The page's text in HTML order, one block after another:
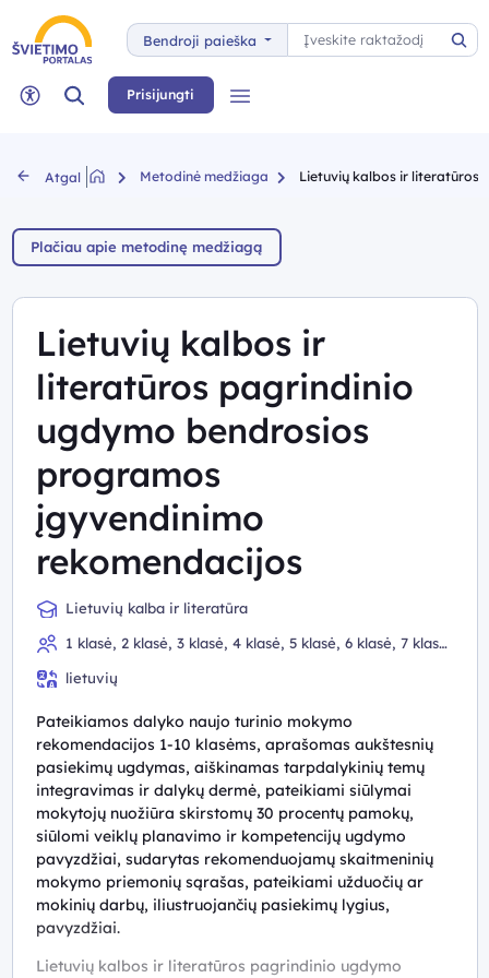
Bendroji paieška
Paieška
Neįgaliųjų rėžimas
Paieška Prisijungti
Atgal Metodinė medžiaga Lietuvių kalbos ir literatūros
Plačiau apie metodinę medžiagą
Lietuvių kalbos ir
literatūros pagrindinio
ugdymo bendrosios
programos
įgyvendinimo
rekomendacijos
Lietuvių kalba ir literatūra
1 klasė, 2 klasė, 3 klasė, 4 klasė, 5 klasė, 6 klasė, 7 klasė,
lietuvių
Pateikiamos dalyko naujo turinio mokymo
rekomendacijos 1-10 klasėms, aprašomas aukštesnių
pasiekimų ugdymas, aiškinamas tarpdalykinių temų
integravimas ir dalykų dermė, pateikiami siūlymai
mokytojų nuožiūra skirstomų 30 procentų pamokų,
siūlomi veiklų planavimo ir kompetencijų ugdymo
pavyzdžiai, sudarytas rekomenduojamų skaitmeninių
mokymo priemonių sąrašas, pateikiami užduočių ar
mokinių darbų, iliustruojančių pasiekimų lygius,
pavyzdžiai.
Lietuvių kalbos ir literatūros pagrindinio ugdymo